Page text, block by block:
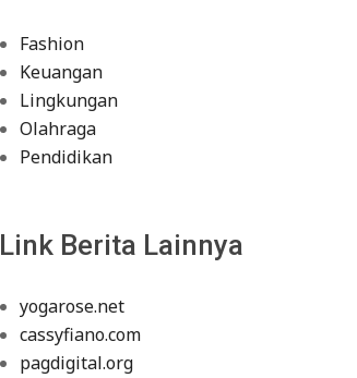
Fashion
Keuangan
Lingkungan
Olahraga
Pendidikan
Link Berita Lainnya
yogarose.net
cassyfiano.com
pagdigital.org